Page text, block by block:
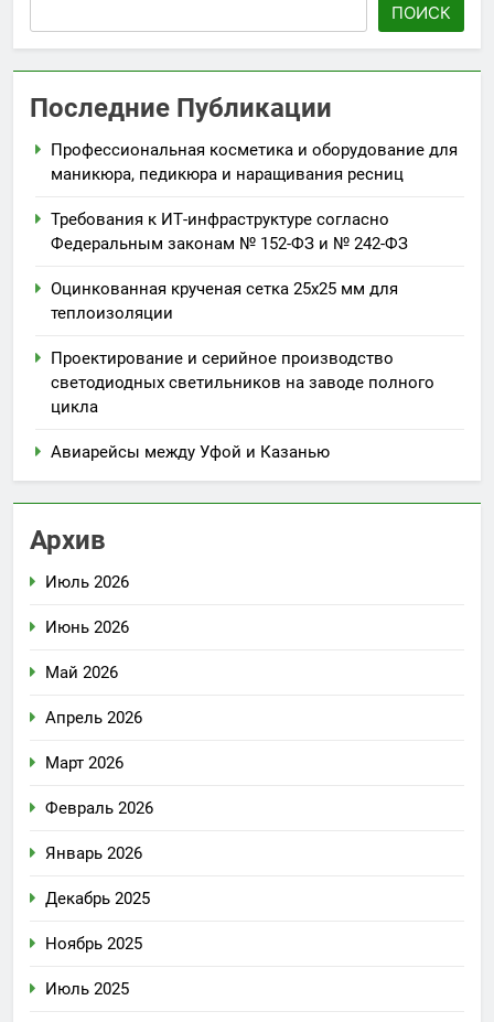
ПОИСК
Последние Публикации
Профессиональная косметика и оборудование для
маникюра, педикюра и наращивания ресниц
Требования к ИТ-инфраструктуре согласно
Федеральным законам № 152-ФЗ и № 242-ФЗ
Оцинкованная крученая сетка 25х25 мм для
теплоизоляции
Проектирование и серийное производство
светодиодных светильников на заводе полного
цикла
Авиарейсы между Уфой и Казанью
Архив
Июль 2026
Июнь 2026
Май 2026
Апрель 2026
Март 2026
Февраль 2026
Январь 2026
Декабрь 2025
Ноябрь 2025
Июль 2025